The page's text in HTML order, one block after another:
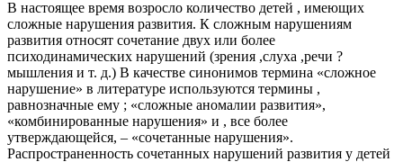
В настоящее время возросло количество детей , имеющих
сложные нарушения развития. К сложным нарушениям
развития относят сочетание двух или более
психодинамических нарушений (зрения ,слуха ,речи ?
мышления и т. д.) В качестве синонимов термина «сложное
нарушение» в литературе используются термины ,
равнозначные ему ; «сложные аномалии развития»,
«комбинированные нарушения» и , все более
утверждающейся, – «сочетанные нарушения».
Распространенность сочетанных нарушений развития у детей